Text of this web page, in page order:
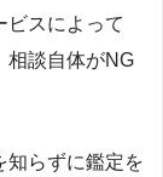
ビスによって
相談自体がNG
知らずに鑑定を